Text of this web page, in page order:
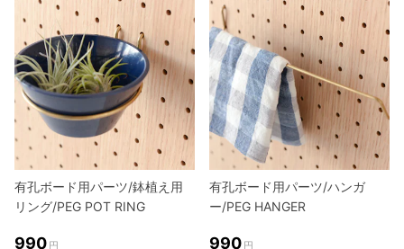
有孔ボード用パーツ/鉢植え用
リング/PEG POT RING
990 円
有孔ボード用パーツ/ハンガ
ー/PEG HANGER
990 円